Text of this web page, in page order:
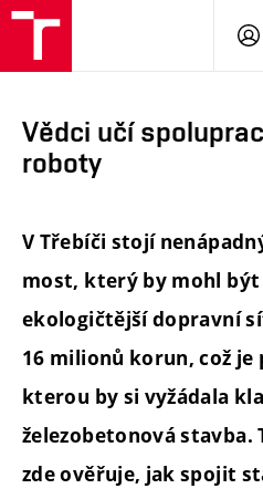
Brno
Vědci učí
roboty
V Třebíči stojí
most, který by mohl
ekologičtější dopravní
16 milionů korun, což je
kterou by si vyžádala
železobetonová stavba.
zde ověřuje, jak spojit